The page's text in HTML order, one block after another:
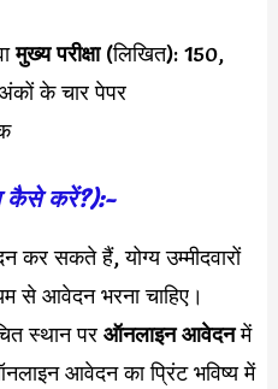
मुख्य परीक्षा(लिखित): 150,
के चार पेपर
कैसे करें?):-
कर सकते हैं, योग्य उम्मीदवारों
से आवेदन भरना चाहिए।
स्थान परऑनलाइन आवेदनमें
आवेदन का प्रिंट भविष्य में